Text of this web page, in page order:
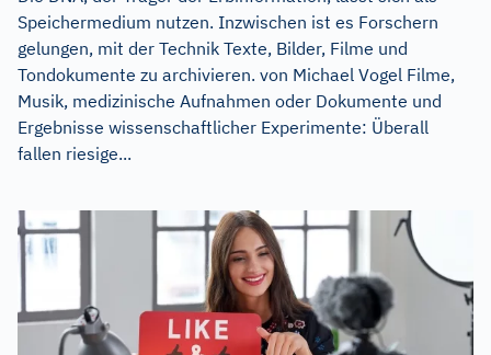
Speichermedium nutzen. Inzwischen ist es Forschern
gelungen, mit der Technik Texte, Bilder, Filme und
Tondokumente zu archivieren. von Michael Vogel Filme,
Musik, medizinische Aufnahmen oder Dokumente und
Ergebnisse wissenschaftlicher Experimente: Überall
fallen riesige...